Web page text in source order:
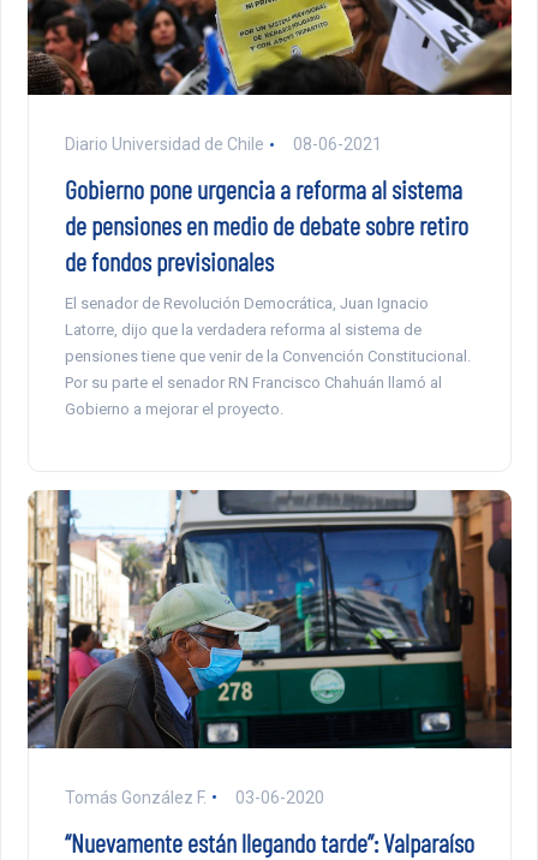
Diario Universidad de Chile 08-06-2021
Gobierno pone urgencia a reforma al sistema
de pensiones en medio de debate sobre retiro
de fondos previsionales
El senador de Revolución Democrática, Juan Ignacio
Latorre, dijo que la verdadera reforma al sistema de
pensiones tiene que venir de la Convención Constitucional.
Por su parte el senador RN Francisco Chahuán llamó al
Gobierno a mejorar el proyecto.
Tomás González F. 03-06-2020
“Nuevamente están llegando tarde”: Valparaíso